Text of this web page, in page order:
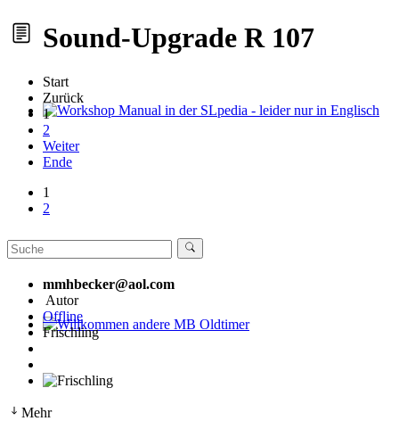
Workshop Manual in der SLpedia - leider nur in Englisch
Willkommen andere MB Oldtimer
Sound-Upgrade R 107
Start
Zurück
1
2
Weiter
Ende
1
2
mmhbecker@aol.com
Autor
Offline
Frischling
Mehr